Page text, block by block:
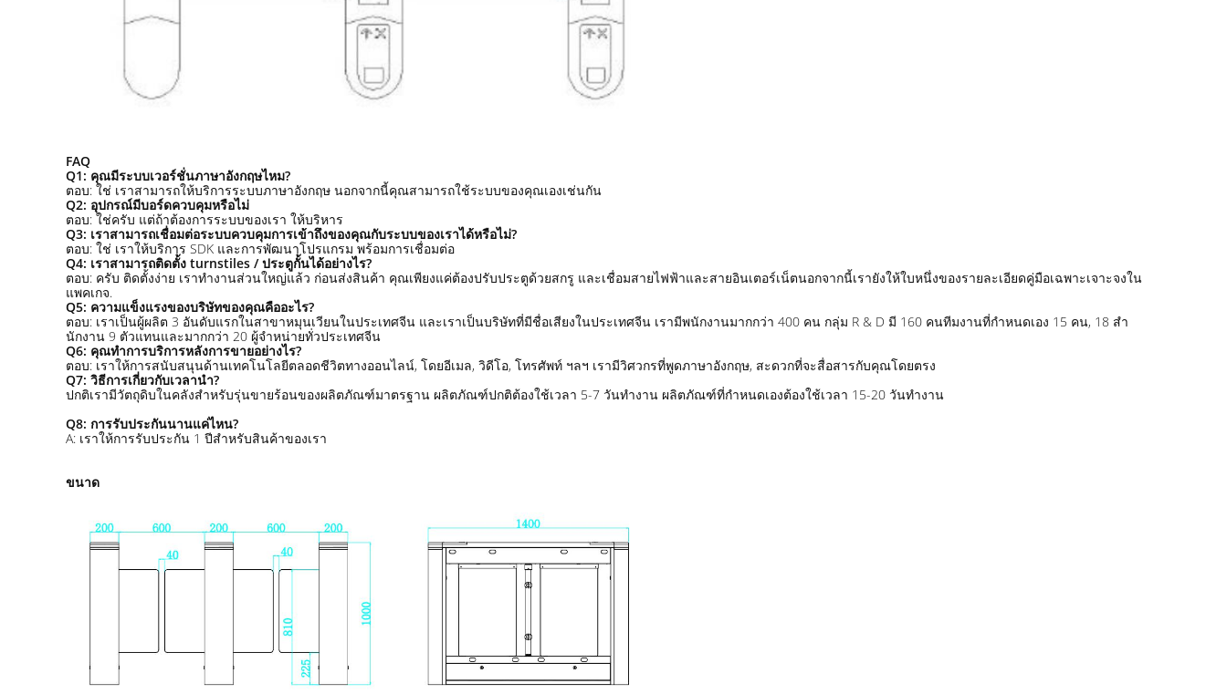
FAQ
Q1: คุณมีระบบเวอร์ชั่นภาษาอังกฤษไหม?
ตอบ: ใช่ เราสามารถให้บริการระบบภาษาอังกฤษ นอกจากนี้คุณสามารถใช้ระบบของคุณเองเช่นกัน
Q2: อุปกรณ์มีบอร์ดควบคุมหรือไม่
ตอบ: ใช่ครับ แต่ถ้าต้องการระบบของเรา ให้บริหาร
Q3: เราสามารถเชื่อมต่อระบบควบคุมการเข้าถึงของคุณกับระบบของเราได้หรือไม่?
ตอบ: ใช่ เราให้บริการ SDK และการพัฒนาโปรแกรม พร้อมการเชื่อมต่อ
Q4: เราสามารถติดตั้ง turnstiles / ประตูกั้นได้อย่างไร?
ตอบ: ครับ ติดตั้งง่าย เราทํางานส่วนใหญ่แล้ว ก่อนส่งสินค้า คุณเพียงแค่ต้องปรับประตูด้วยสกรู และเชื่อมสายไฟฟ้าและสายอินเตอร์เน็ตนอกจากนี้เรายังให้ใบหนึ่งของรายละเอียดคู่มือเฉพาะเจาะจงใน
แพคเกจ.
Q5: ความแข็งแรงของบริษัทของคุณคืออะไร?
ตอบ: เราเป็นผู้ผลิต 3 อันดับแรกในสาขาหมุนเวียนในประเทศจีน และเราเป็นบริษัทที่มีชื่อเสียงในประเทศจีน เรามีพนักงานมากกว่า 400 คน กลุ่ม R & D มี 160 คนทีมงานที่กําหนดเอง 15 คน, 18 สํา
นักงาน 9 ตัวแทนและมากกว่า 20 ผู้จําหน่ายทั่วประเทศจีน
Q6: คุณทําการบริการหลังการขายอย่างไร?
ตอบ: เราให้การสนับสนุนด้านเทคโนโลยีตลอดชีวิตทางออนไลน์, โดยอีเมล, วิดีโอ, โทรศัพท์ ฯลฯ เรามีวิศวกรที่พูดภาษาอังกฤษ, สะดวกที่จะสื่อสารกับคุณโดยตรง
Q7: วิธีการเกี่ยวกับเวลานํา?
ปกติเรามีวัตถุดิบในคลังสําหรับรุ่นขายร้อนของผลิตภัณฑ์มาตรฐาน ผลิตภัณฑ์ปกติต้องใช้เวลา 5-7 วันทํางาน ผลิตภัณฑ์ที่กําหนดเองต้องใช้เวลา 15-20 วันทํางาน
Q8: การรับประกันนานแค่ไหน?
A: เราให้การรับประกัน 1 ปีสําหรับสินค้าของเรา
ขนาด